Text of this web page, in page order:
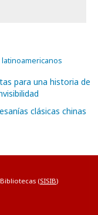
para una historia de
clásicas chinas
(SISIB)